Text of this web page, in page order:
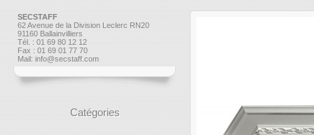
SECSTAFF
62 Avenue de la Division Leclerc RN20
91160 Ballainvilliers
Tél. : 01 69 80 12 12
Fax : 01 69 01 77 70
Mail: info@secstaff.com
Catégories